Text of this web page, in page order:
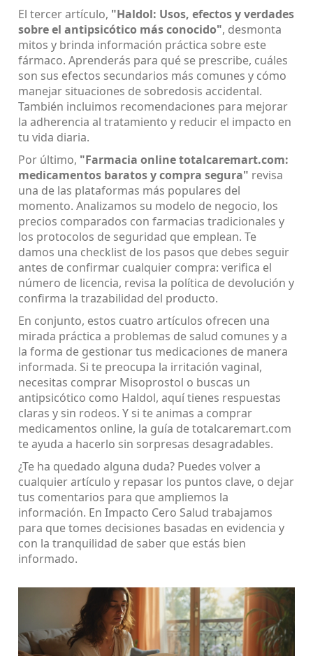
El tercer artículo, "Haldol: Usos, efectos y verdades
sobre el antipsicótico más conocido", desmonta
mitos y brinda información práctica sobre este
fármaco. Aprenderás para qué se prescribe, cuáles
son sus efectos secundarios más comunes y cómo
manejar situaciones de sobredosis accidental.
También incluimos recomendaciones para mejorar
la adherencia al tratamiento y reducir el impacto en
tu vida diaria.
Por último, "Farmacia online totalcaremart.com:
medicamentos baratos y compra segura" revisa
una de las plataformas más populares del
momento. Analizamos su modelo de negocio, los
precios comparados con farmacias tradicionales y
los protocolos de seguridad que emplean. Te
damos una checklist de los pasos que debes seguir
antes de confirmar cualquier compra: verifica el
número de licencia, revisa la política de devolución y
confirma la trazabilidad del producto.
En conjunto, estos cuatro artículos ofrecen una
mirada práctica a problemas de salud comunes y a
la forma de gestionar tus medicaciones de manera
informada. Si te preocupa la irritación vaginal,
necesitas comprar Misoprostol o buscas un
antipsicótico como Haldol, aquí tienes respuestas
claras y sin rodeos. Y si te animas a comprar
medicamentos online, la guía de totalcaremart.com
te ayuda a hacerlo sin sorpresas desagradables.
¿Te ha quedado alguna duda? Puedes volver a
cualquier artículo y repasar los puntos clave, o dejar
tus comentarios para que ampliemos la
información. En Impacto Cero Salud trabajamos
para que tomes decisiones basadas en evidencia y
con la tranquilidad de saber que estás bien
informado.